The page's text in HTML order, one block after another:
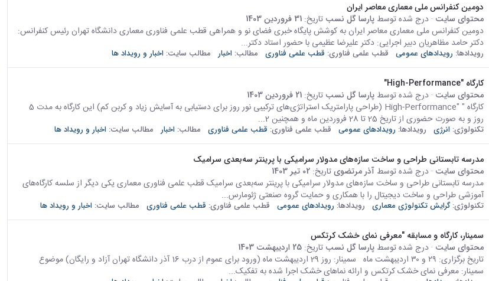
دومین کنفرانس ملی معماری معاصر ایران
محتوای سایت · درج شده توسط پارسا گل نسب تاریخ: 31 فروردین 1403
دومین کنفرانس ملی معماری معاصر ایران به کوشش پایگاه خبری فضای نو و همراهی قطب علمی فناوری معماری دانشگاه تهران رئیس کنفرانس:
دکتر حامد مظاهریان دبیر اجرایی: دکتر علیرضا عظیمی با حضور استاد دکتر...
رویدادها: رویدادهای عمومی قطب علمی فناوری: قطب علمی فناوری مطالب: اخبار مطالب سایت: اخبار و رویداد ها
کارگاه "High-Performance"
محتوای سایت · درج شده توسط پارسا گل نسب تاریخ: 21 فروردین 1403
کارگاه "High-Performance" ‎ (طراحی پارامتریک استراتژی‌های ترکیبی نور روز برای دستیابی به آسایش زیاد و کربن کم) ‎‎این کارگاه به مدت 5
روز و به صورت حضوری از تاریخ 25 تا 28 فروردین ماه و همچنین 2...
تکنولوژی: انرژی رویدادها: رویدادهای عمومی قطب علمی فناوری: قطب علمی فناوری مطالب: اخبار مطالب سایت: اخبار و رویداد ها
مدرسه تابستانی طراحی و ساخت سازه‌‌های مدولار سرامیکی با پرینتر سه‌بعدی سرامیک
محتوای سایت · درج شده توسط آذر مرتضویتاریخ: 02 تیر 1403
مدرسه تابستانی طراحی و ساخت سازه‌‌های مدولار سرامیکی با پرینتر سه‌بعدی سرامیک قطب علمی فناوری معماری یکی دیگر از سلسه کارگاه‌های
آموزشی طراحی و ساخت دیجیتال را با همکاری و حمایت گروه صنعتی ژئومارس...
تکنولوژی:گرایش تکنولوژی معماری رویدادها: رویدادهای عمومی قطب علمی فناوری: قطب علمی فناوری مطالب سایت: اخبار و رویداد ها
سمینار، کارگاه و مسابقه "معرفی نمای خشک کرتکس
محتوای سایت · درج شده توسط پارسا گل نسب تاریخ: 25 اردیبهشت 1403
تاریخ برگزاری: ۲۹ و ۳۰ اردیبهشت ماه سمینار: روز 29 اردیبهشت ماه (ورود برای عموم از درب 16 آذر دانشگاه تهران آزاد و رایگان) موضوع
سمینار: معرفی نمای خشک کرتکس و ارائه نماهای خشک اجرا شده به تفکیک...